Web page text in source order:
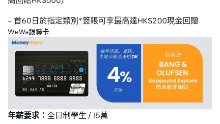
- 首60日於指定類別*簽賬可享最高達HK$200現金回贈
WeWa銀聯卡
年薪要求： 全日制學生 / 15萬